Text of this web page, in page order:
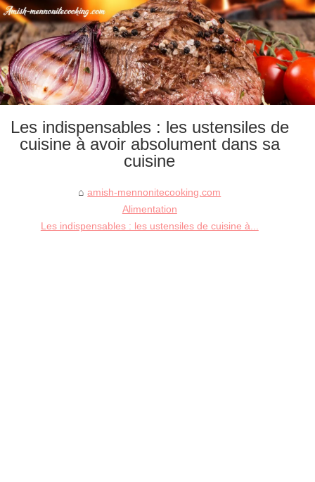
Les indispensables : les ustensiles de
cuisine à avoir absolument dans sa
cuisine
amish-mennonitecooking.com
Alimentation
Les indispensables : les ustensiles de cuisine à...